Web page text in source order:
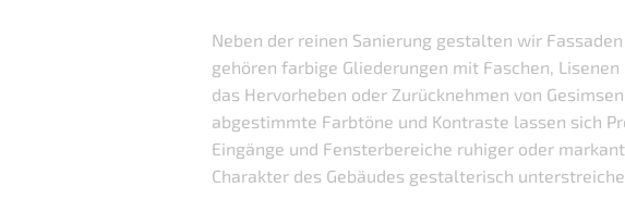
Neben der reinen Sanierung gestalten wir
gehören farbige Gliederungen mit Faschen,
das Hervorheben oder Zurücknehmen von
abgestimmte Farbtöne und Kontraste lassen sich
Eingänge und Fensterbereiche ruhiger oder
Charakter des Gebäudes gestalterisch